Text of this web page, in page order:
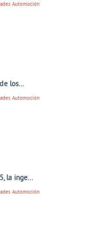
Automoción
los...
Automoción
la inge...
Automoción